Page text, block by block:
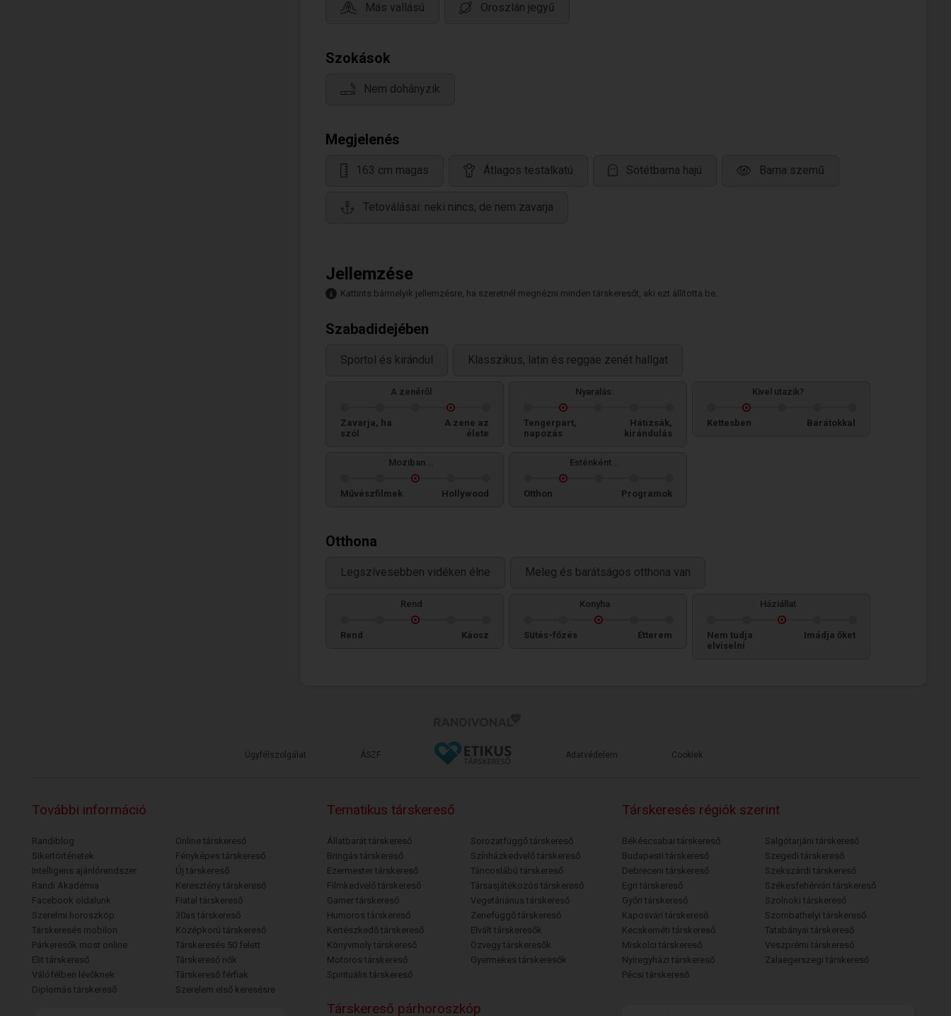
Más vallású Oroszlán jegyű
Szokások
Nem dohányzik
Megjelenés
163 cm magas Átlagos testalkatú Sötétbarna hajú Barna szemű
Tetoválásai: neki nincs, de nem zavarja
Jellemzése
Kattints bármelyik jellemzésre, ha szeretnél megnézni minden társkeresőt, aki ezt állította be.
Szabadidejében
Sportol és kirándul Klasszikus, latin és reggae zenét hallgat
A zenéről
Zavarja, ha
szól
A zene az
élete
Nyaralás:
Tengerpart,
napozás
Hátizsák,
kirándulás
Kivel utazik?
Kettesben Barátokkal
Moziban...
Művészfilmek Hollywood
Esténként...
Otthon Programok
Otthona
Legszívesebben vidéken élne Meleg és barátságos otthona van
Rend
Rend Káosz
Konyha
Sütés-főzés Étterem
Háziállat
Nem tudja
elviselni
Imádja őket
Ügyfélszolgálat ÁSZF Adatvédelem Cookiek
További információ
Randiblog
Sikertörténetek
Intelligens ajánlórendszer
Randi Akadémia
Facebook oldalunk
Szerelmi horoszkóp
Társkeresés mobilon
Párkeresők most online
Elit társkereső
Válófélben lévőknek
Diplomás társkereső
Online társkereső
Fényképes társkereső
Új társkereső
Keresztény társkereső
Fiatal társkereső
30as társkereső
Középkorú társkereső
Társkeresés 50 felett
Társkereső nők
Társkereső férfiak
Szerelem első keresésre
Tematikus társkereső
Állatbarát társkereső
Bringás társkereső
Ezermester társkereső
Filmkedvelő társkereső
Gamer társkereső
Humoros társkereső
Kertészkedő társkereső
Könyvmoly társkereső
Motoros társkereső
Spirituális társkereső
Sorozatfüggő társkereső
Színházkedvelő társkereső
Táncoslábú társkereső
Társasjátékozós társkereső
Vegetáriánus társkereső
Zenefüggő társkereső
Elvált társkeresők
Özvegy társkeresők
Gyermekes társkeresők
Társkeresés régiók szerint
Békéscsabai társkereső
Budapesti társkereső
Debreceni társkereső
Egri társkereső
Győri társkereső
Kaposvári társkereső
Kecskeméti társkereső
Miskolci társkereső
Nyíregyházi társkereső
Pécsi társkereső
Salgótarjáni társkereső
Szegedi társkereső
Szekszárdi társkereső
Székesfehérvári társkereső
Szolnoki társkereső
Szombathelyi társkereső
Tatabányai társkereső
Veszprémi társkereső
Zalaegerszegi társkereső
Társkereső párhoroszkóp